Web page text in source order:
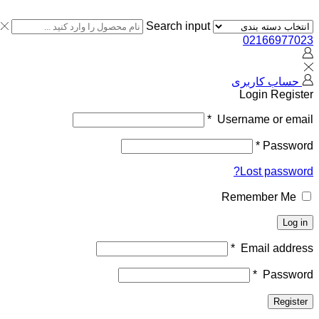
Search input
02166977023
حساب کاربری
Login Register
Username or email
*
Password
*
Lost password?
Remember Me
Log in
Email address
*
Password
*
Register